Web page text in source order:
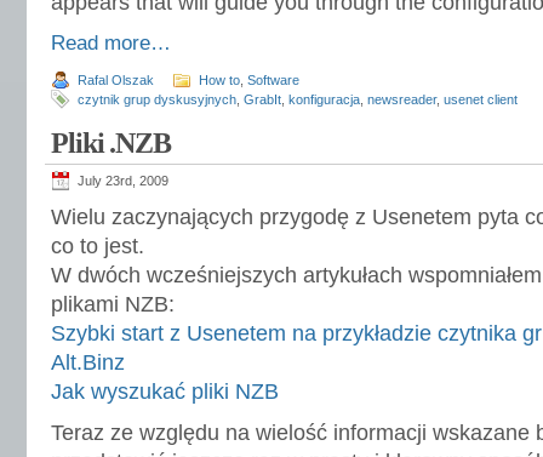
Read more…
Rafal Olszak How to Software
czytnik grup dyskusyjnych GrabIt konfiguracja newsreader, usenet client
Pliki .NZB
July 23rd, 2009
Wielu zaczynających przygodę z Usenetem pyta
co to jest.
W dwóch wcześniejszych artykułach
plikami NZB:
Szybki start z Usenetem na przykładzie czytnika
Alt.Binz
Jak wyszukać pliki NZB
Teraz ze względu na wielość informacji wskazane